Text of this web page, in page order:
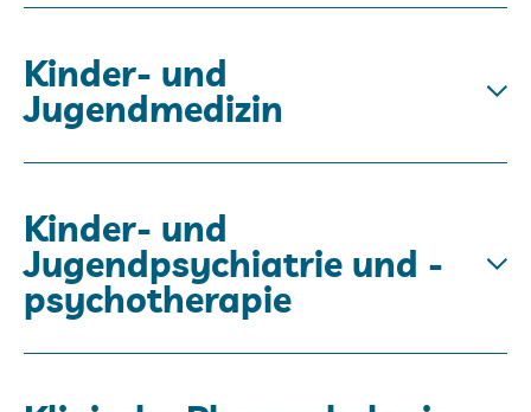
Kinder- und
Jugendmedizin
Kinder- und
Jugendpsychiatrie und -
psychotherapie